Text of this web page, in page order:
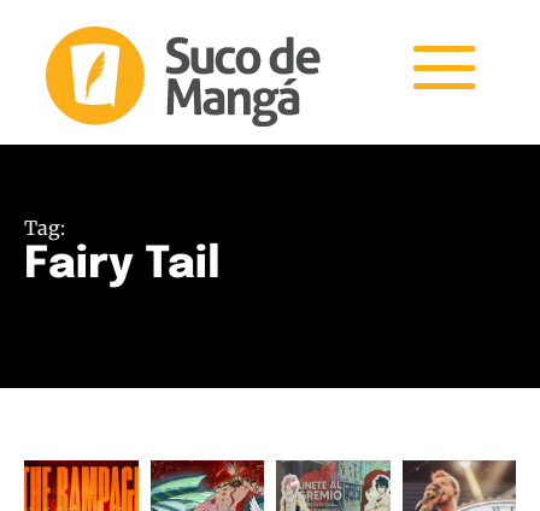
Tag:
Fairy Tail